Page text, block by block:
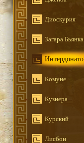
Диоскурия
Загара Бьянка
Интердонато
Комуне
Кузнера
Курский
Лисбон